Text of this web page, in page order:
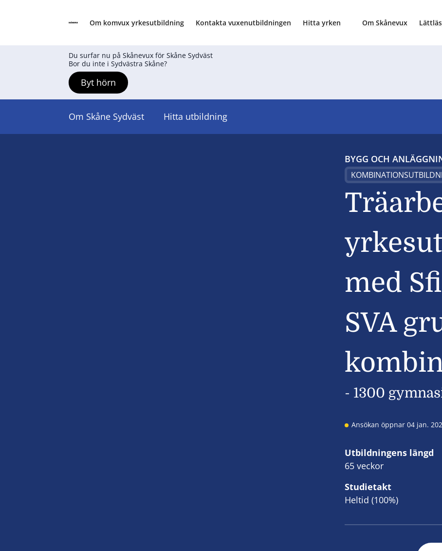
SkånevuxOm komvux yrkesutbildning Kontakta vuxenutbildningen Hitta yrken Om Skånevux
Du surfar nu på Skånevux för Skåne Sydväst
Bor du inte i Sydvästra Skåne?
Byt hörn
Om Skåne Sydväst Hitta utbildning
BYGG OCH
med
SVA
- 1300
Ansökan öppnar 04 jan.
Utbildningens längd
65 veckor
Studietakt
Heltid (100%)